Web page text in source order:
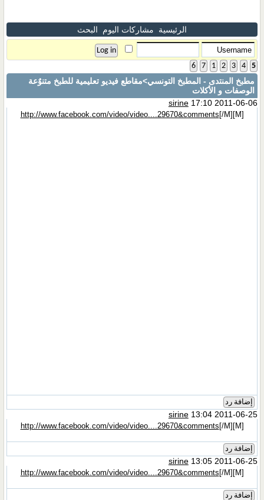
الرئيسية مشاركات اليوم البحث
1 2 3 4 5
6 7
مطبخ المنتدى - المطبخ التونسي>مقاطع فيديو تعليمية للطبخ متنوٌعة
الوصفات و الأكلات
sirine17:10 2011-06-06
[M]
http://www.facebook.com/video/video....29670&comments [/M]
إضافة رد
sirine13:04 2011-06-25
[M]
http://www.facebook.com/video/video....29670&comments [/M]
إضافة رد
sirine13:05 2011-06-25
[M]
http://www.facebook.com/video/video....29670&comments [/M]
إضافة رد